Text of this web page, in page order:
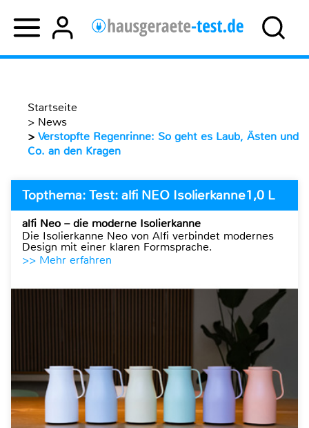
Startseite
> News
> Verstopfte Regenrinne: So geht es Laub, Ästen und
Co. an den Kragen
Topthema: Test: alfi NEO Isolierkanne1,0 L
alfi Neo – die moderne Isolierkanne
Die Isolierkanne Neo von Alfi verbindet modernes
Design mit einer klaren Formsprache.
>> Mehr erfahren